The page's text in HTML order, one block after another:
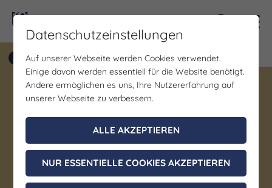
Restaurant Thüringer
Weinstube im Weingut Zahn
Großheringen OT Kaatschen-Weichau
Datenschutzeinstellungen
Auf unserer Webseite werden Cookies verwendet.
Einige davon werden essentiell für die Website benötigt.
Andere ermöglichen es uns, Ihre Nutzererfahrung auf
unserer Webseite zu verbessern.
ALLE AKZEPTIEREN
NUR ESSENTIELLE COOKIES AKZEPTIEREN